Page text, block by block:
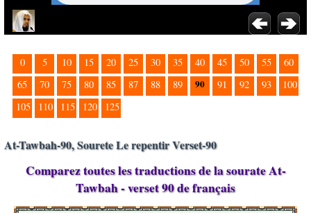
0 5 10 15 20 25 30 35 40 45 50 55
60
65
70 75 80 85 87 88 89 90 91 92 93
100
105
110 115 120 125
At-Tawbah-90, Sourete Le repentir Verset-90
Comparez toutes les traductions de la sourate At-
Tawbah - verset 90 de français